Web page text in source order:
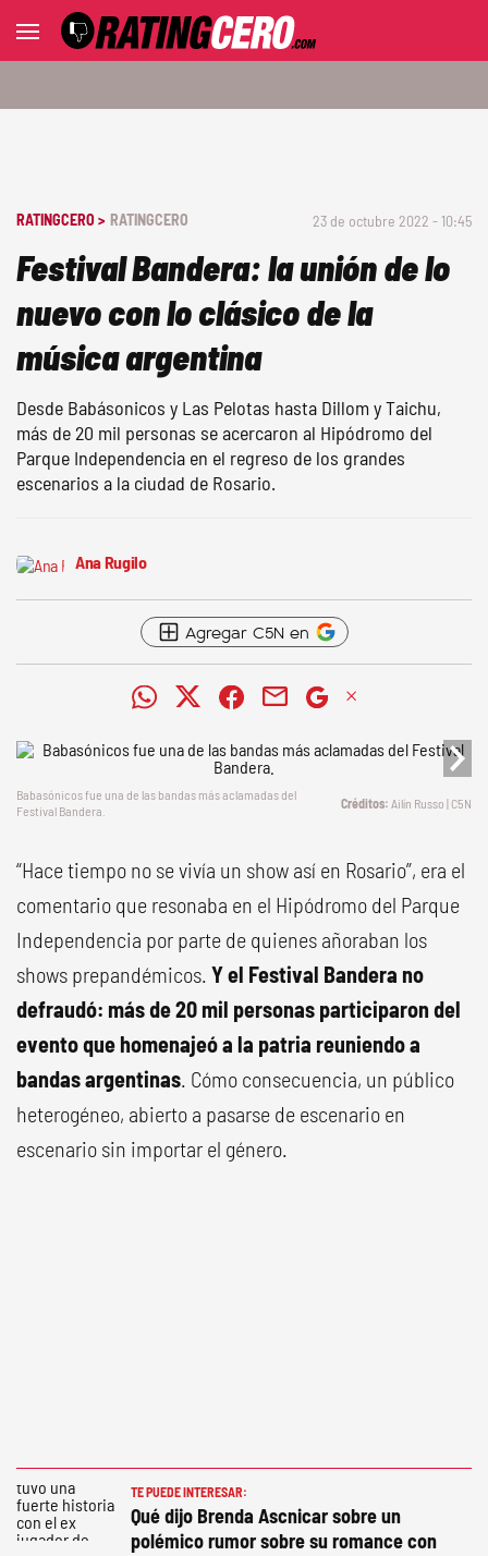
RATINGCERO > RATINGCERO 23 de octubre 2022 - 10:45
Festival Bandera: la unión de lo
nuevo con lo clásico de la
música argentina
Desde Babásonicos y Las Pelotas hasta Dillom y Taichu,
más de 20 mil personas se acercaron al Hipódromo del
Parque Independencia en el regreso de los grandes
escenarios a la ciudad de Rosario.
Ana Rugilo
Agregar C5N en
Babasónicos fue una de las bandas más aclamadas del
Festival Bandera.
Ailín Russo | C5N
“Hace tiempo no se vivía un show así en Rosario”, era el
comentario que resonaba en el Hipódromo del Parque
Independencia por parte de quienes añoraban los
shows prepandémicos. Y el Festival Bandera no
defraudó: más de 20 mil personas participaron del
evento que homenajeó a la patria reuniendo a
bandas argentinas. Cómo consecuencia, un público
heterogéneo, abierto a pasarse de escenario en
escenario sin importar el género.
TE PUEDE INTERESAR:
Qué dijo Brenda Ascnicar sobre un
polémico rumor sobre su romance con